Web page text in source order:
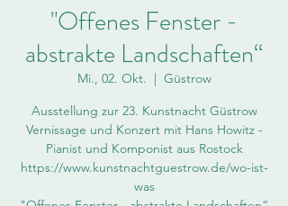
"Offenes Fenster -
abstrakte Landschaften“
Mi., 02. Okt.
  |
Güstrow
Ausstellung zur 23. Kunstnacht Güstrow
Vernissage und Konzert mit Hans Howitz -
Pianist und Komponist aus Rostock
https://www.kunstnachtguestrow.de/wo-ist-
was